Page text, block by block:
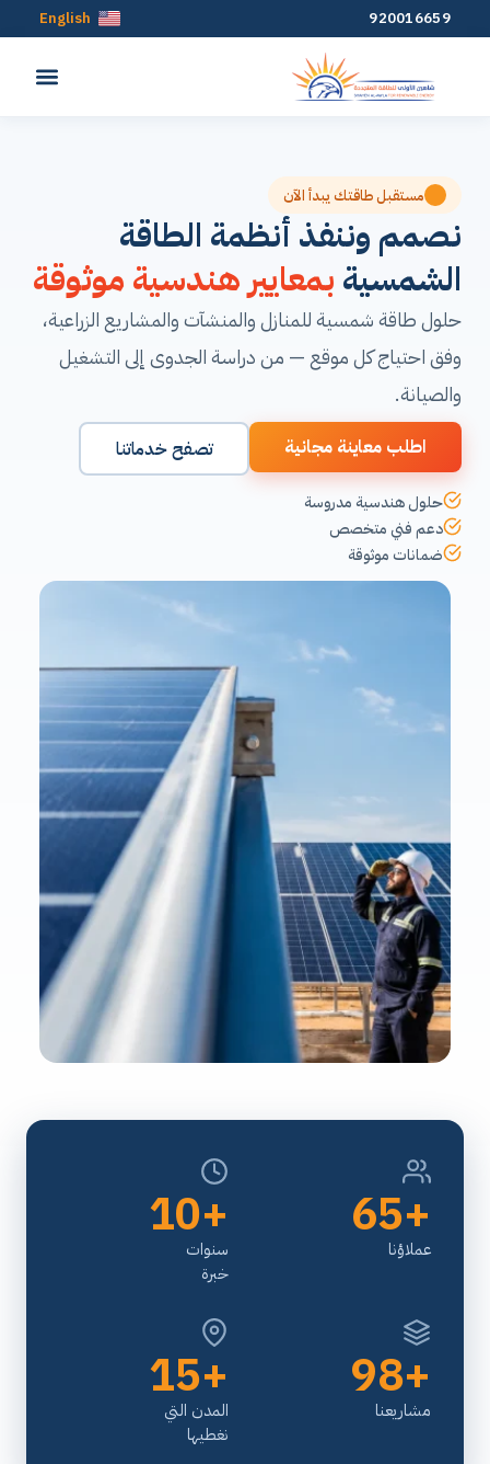
920016659
English
مستقبل طاقتك يبدأ الآن
نصمم وننفذ أنظمة الطاقة
الشمسية بمعايير هندسية موثوقة
حلول طاقة شمسية للمنازل والمنشآت والمشاريع الزراعية،
وفق احتياج كل موقع — من دراسة الجدوى إلى التشغيل
والصيانة.
اطلب معاينة مجانية تصفح خدماتنا
حلول هندسية مدروسة
دعم فني متخصص
ضمانات موثوقة
+65
عملاؤنا
+10
سنوات
خبرة
+98
مشاريعنا
+15
المدن التي
نغطيها